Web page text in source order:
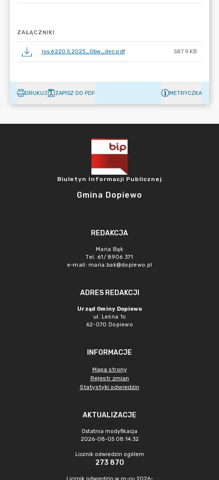
ZAŁĄCZNIKI
ros.6220.5.2023_Obw_dec.pdf 587.9 KB
DRUKUJ ZAPISZ DO PDF METRYCZKA
Biuletyn Informacji Publicznej
Gmina Dopiewo
REDAKCJA
Maria Bąk
Tel. 61/ 8906 371
e-mail: maria.bak@dopiewo.pl
ADRES REDAKCJI
Urząd Gminy Dopiewo
ul. Leśna 1c
62-070 Dopiewo
INFORMACJE
Mapa strony
Rejestr zmian
Statystyki odwiedzin
AKTUALIZACJE
Ostatnia modyfikacja
2026-08-05 08:14:32
Licznik odwiedzin ogółem
273 870